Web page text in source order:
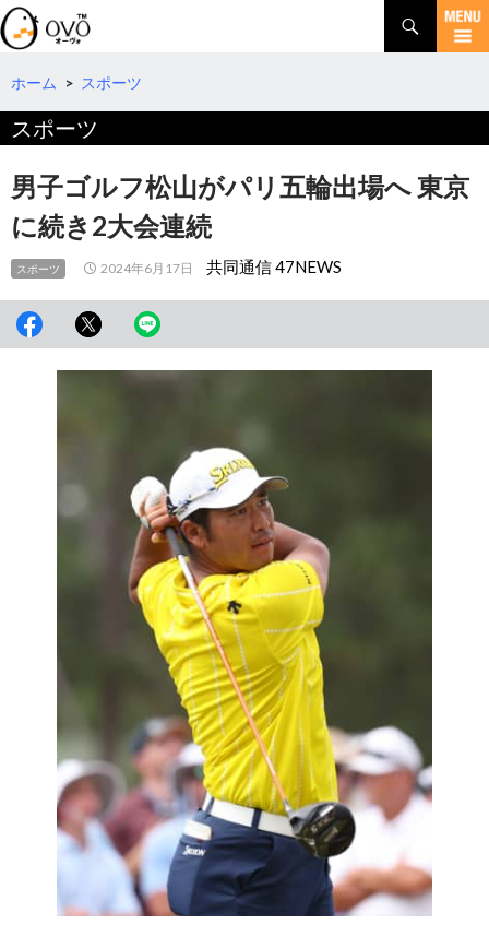
検
索
コ
テ
へ
動
ホーム > スポーツ
スポーツ
男子ゴルフ松山がパリ五輪出場へ 東京
に続き2大会連続
スポーツ 2024年6月17日 共同通信 47NEWS